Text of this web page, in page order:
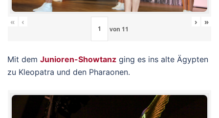
« ‹
von 11
› »
Mit dem Junioren-Showtanz ging es ins alte Ägypten
zu Kleopatra und den Pharaonen.